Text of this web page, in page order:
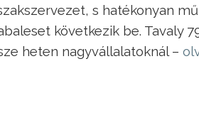
s hatékonyan
következik be. Tavaly
heten nagyvállalatoknál –